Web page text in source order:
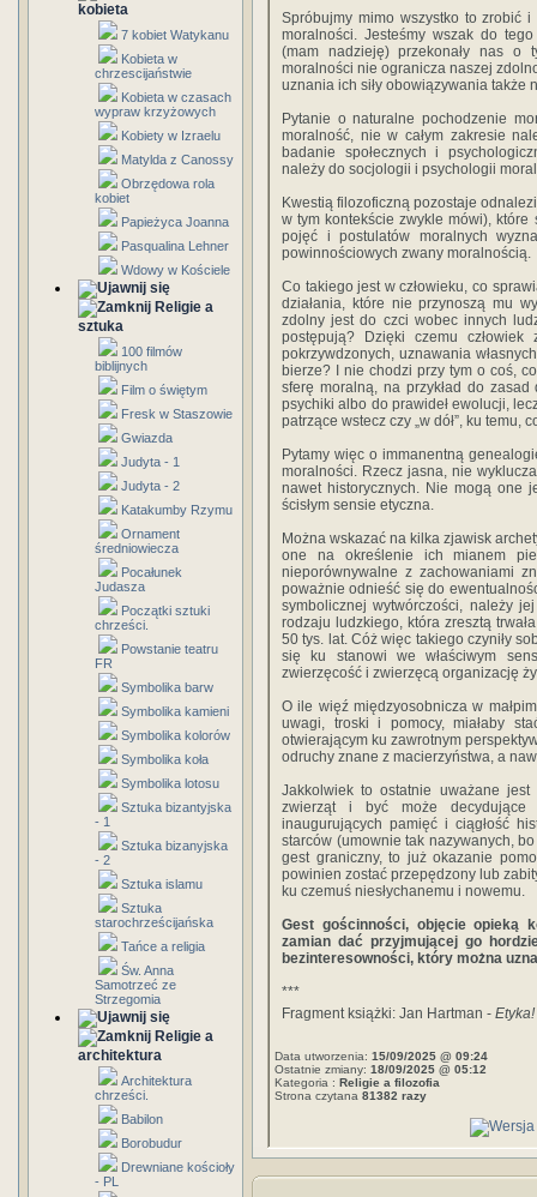
kobieta
7 kobiet Watykanu
Kobieta w
chrzescijaństwie
Kobieta w czasach
wypraw krzyżowych
Kobiety w Izraelu
Matylda z Canossy
Obrzędowa rola
kobiet
Papieżyca Joanna
Pasqualina Lehner
Wdowy w Kościele
Religie a
sztuka
100 filmów
biblijnych
Film o świętym
Fresk w Staszowie
Gwiazda
Judyta - 1
Judyta - 2
Katakumby Rzymu
Ornament
średniowiecza
Pocałunek
Judasza
Początki sztuki
chrześci.
Powstanie teatru
FR
Symbolika barw
Symbolika kamieni
Symbolika kolorów
Symbolika koła
Symbolika lotosu
Sztuka bizantyjska
- 1
Sztuka bizanyjska
- 2
Sztuka islamu
Sztuka
starochrześcijańska
Tańce a religia
Św. Anna
Samotrzeć ze
Strzegomia
Religie a
architektura
Architektura
chrześci.
Babilon
Borobudur
Drewniane kościoły
- PL
Spróbujmy mimo wszystko to zrobić
moralności. Jesteśmy wszak do
(mam nadzieję) przekonały nas o
moralności nie ogranicza naszej
uznania ich siły obowiązywania także
Pytanie o naturalne pochodzenie
moralność, nie w całym zakresie
badanie społecznych i
należy do socjologii i psychologii
Kwestią filozoficzną pozostaje
w tym kontekście zwykle mówi),
pojęć i postulatów moralnych
powinnościowych zwany moralnością.
Co takiego jest w człowieku, co
działania, które nie przynoszą mu
zdolny jest do czci wobec innych
postępują? Dzięki czemu
pokrzywdzonych, uznawania
bierze? I nie chodzi przy tym o coś,
sferę moralną, na przykład do
psychiki albo do prawideł ewolucji,
patrzące wstecz czy „w dół”, ku temu,
Pytamy więc o immanentną
moralności. Rzecz jasna, nie
nawet historycznych. Nie mogą one
ścisłym sensie etyczna.
Można wskazać na kilka zjawisk
one na określenie ich mianem
nieporównywalne z zachowaniami
poważnie odnieść się do
symbolicznej wytwórczości, należy
rodzaju ludzkiego, która zresztą
50 tys. lat. Cóż więc takiego czyniły
się ku stanowi we właściwym
zwierzęcość i zwierzęcą organizację
O ile więź międzyosobnicza w
uwagi, troski i pomocy, miałaby
otwierającym ku zawrotnym
odruchy znane z macierzyństwa, a
Jakkolwiek to ostatnie uważane
zwierząt i być może decydujące
inaugurujących pamięć i ciągłość
starców (umownie tak nazywanych,
gest graniczny, to już okazanie
powinien zostać przepędzony lub
ku czemuś niesłychanemu i nowemu.
Gest gościnności, objęcie opieką
zamian dać przyjmującej go
bezinteresowności, który można
***
Fragment książki: Jan Hartman -
Data utworzenia: 15/09/2025 @ 09:24
Ostatnie zmiany: 18/09/2025 @ 05:12
Kategoria : Religie a filozofia
Strona czytana 81382 razy